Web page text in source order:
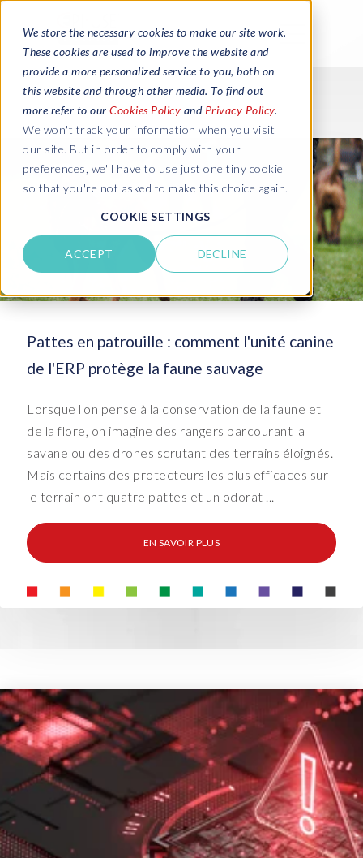
We store the necessary cookies to make our site work.
These cookies are used to improve the website and
provide a more personalized service to you, both on
this website and through other media. To find out
more refer to our Cookies Policy and Privacy Policy.
We won't track your information when you visit
our site. But in order to comply with your
preferences, we'll have to use just one tiny cookie
so that you're not asked to make this choice again.
COOKIE SETTINGS
ACCEPT DECLINE
Pattes en patrouille : comment l'unité canine
de l'ERP protège la faune sauvage
Lorsque l'on pense à la conservation de la faune et
de la flore, on imagine des rangers parcourant la
savane ou des drones scrutant des terrains éloignés.
Mais certains des protecteurs les plus efficaces sur
le terrain ont quatre pattes et un odorat ...
EN SAVOIR PLUS